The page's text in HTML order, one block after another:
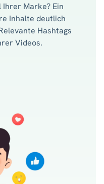
Ihrer Marke? Ein
Inhalte deutlich
Hashtags
Videos.